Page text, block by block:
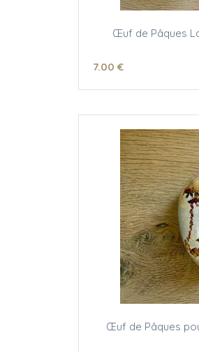
Œuf de Pâques
7.00 €
Œuf de Pâques